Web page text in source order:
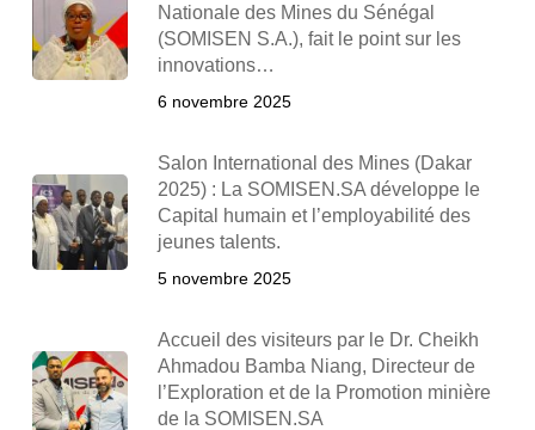
Nationale des Mines du Sénégal
(SOMISEN S.A.), fait le point sur les
innovations…
6 novembre 2025
Salon International des Mines (Dakar
2025) : La SOMISEN.SA développe le
Capital humain et l’employabilité des
jeunes talents.
5 novembre 2025
Accueil des visiteurs par le Dr. Cheikh
Ahmadou Bamba Niang, Directeur de
l’Exploration et de la Promotion minière
de la SOMISEN.SA